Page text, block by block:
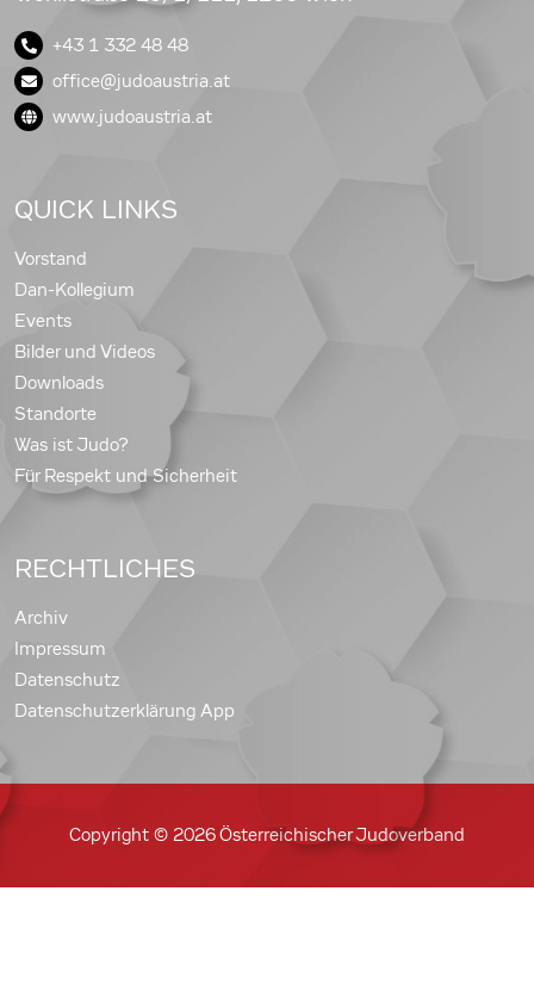
+43 1 332 48 48
office@judoaustria.at
www.judoaustria.at
QUICK LINKS
Vorstand
Dan-Kollegium
Events
Bilder und Videos
Downloads
Standorte
Was ist Judo?
Für Respekt und Sicherheit
RECHTLICHES
Archiv
Impressum
Datenschutz
Datenschutzerklärung App
Copyright © 2026 Österreichischer Judoverband